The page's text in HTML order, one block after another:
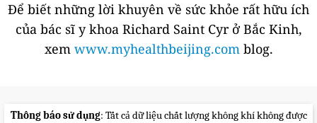
Để biết những lời khuyên về sức khỏe rất hữu ích
của bác sĩ y khoa Richard Saint Cyr ở Bắc Kinh,
xem www.myhealthbeijing.com blog.
Thông báo sử dụng: Tất cả dữ liệu chất lượng không khí không được